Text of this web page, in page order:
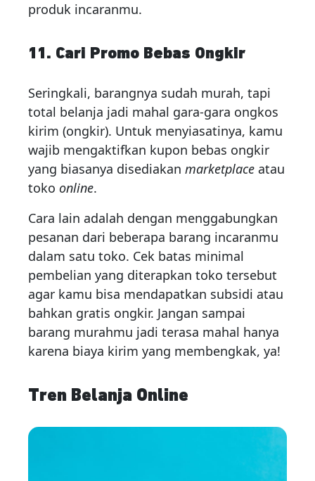
produk incaranmu.
11. Cari Promo Bebas Ongkir
Seringkali, barangnya sudah murah, tapi
total belanja jadi mahal gara-gara ongkos
kirim (ongkir). Untuk menyiasatinya, kamu
wajib mengaktifkan kupon bebas ongkir
yang biasanya disediakan marketplace atau
toko online.
Cara lain adalah dengan menggabungkan
pesanan dari beberapa barang incaranmu
dalam satu toko. Cek batas minimal
pembelian yang diterapkan toko tersebut
agar kamu bisa mendapatkan subsidi atau
bahkan gratis ongkir. Jangan sampai
barang murahmu jadi terasa mahal hanya
karena biaya kirim yang membengkak, ya!
Tren Belanja Online